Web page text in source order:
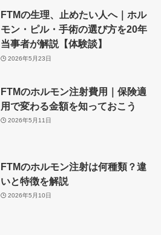
FTMの生理、止めたい人へ｜ホル
モン・ピル・手術の選び方を20年
当事者が解説【体験談】
2026年5月23日
FTMのホルモン注射費用｜保険適
用で変わる金額を知っておこう
2026年5月11日
FTMのホルモン注射は何種類？違
いと特徴を解説
2026年5月10日